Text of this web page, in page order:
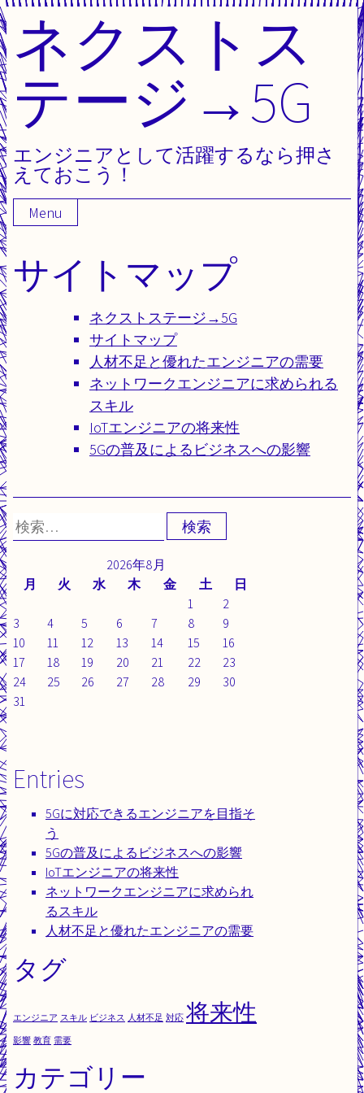
content
ネクストス
テージ→5G
エンジニアとして活躍するなら押さ
えておこう！
Menu
サイトマップ
ネクストステージ→5G
サイトマップ
人材不足と優れたエンジニアの需要
ネットワークエンジニアに求められる
スキル
IoTエンジニアの将来性
5Gの普及によるビジネスへの影響
検
索:
2026年8月
月
火 水 木 金 土
日
1
2
3
4 5 6 7 8
9
10
11 12 13 14 15
16
17
18 19 20 21 22
23
24
25 26 27 28 29
30
31
Entries
5Gに対応できるエンジニアを目指そ
う
5Gの普及によるビジネスへの影響
IoTエンジニアの将来性
ネットワークエンジニアに求められ
るスキル
人材不足と優れたエンジニアの需要
タグ
エンジニア スキル ビジネス 人材不足 対応 将来性
影響 教育 需要
カテゴリー